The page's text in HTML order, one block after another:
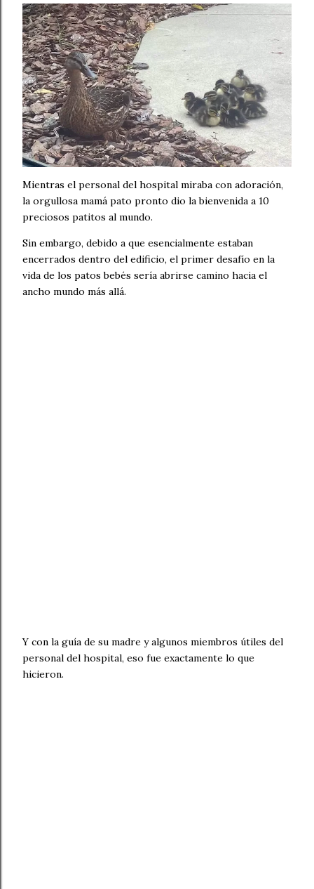
Mientras el personal del hospital miraba con adoración,
la orgullosa mamá pato pronto dio la bienvenida a 10
preciosos patitos al mundo.
Sin embargo, debido a que esencialmente estaban
encerrados dentro del edificio, el primer desafío en la
vida de los patos bebés sería abrirse camino hacia el
ancho mundo más allá.
Y con la guía de su madre y algunos miembros útiles del
personal del hospital, eso fue exactamente lo que
hicieron.